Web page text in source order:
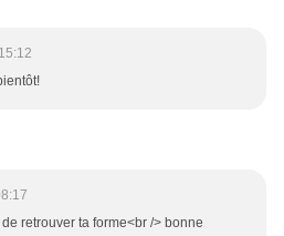
retrouver ta forme<br /> bonne